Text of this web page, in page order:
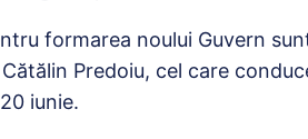
formarea noului Guvern
Predoiu, cel care
iunie.